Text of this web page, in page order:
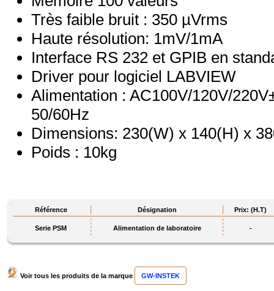
Très faible bruit : 350 µVrms
Haute résolution: 1mV/1mA
Interface RS 232 et GPIB en
Driver pour logiciel LABVIEW
Alimentation : AC100V/120V/
50/60Hz
Dimensions: 230(W) x 140(H) x
Poids : 10kg
Référence Désignation Prix: (H.T)
Serie PSM Alimentation de laboratoire -
Voir tous les produits de la marque GW-INSTEK